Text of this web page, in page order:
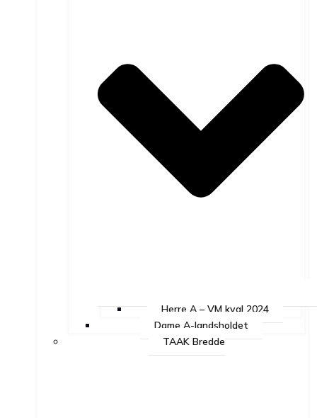
Herre A – VM kval 2024
Dame A-landsholdet
TAAK Bredde